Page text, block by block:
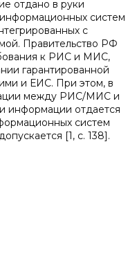
отдано в руки
систем
с
Правительство РФ
к РИС и МИС,
гарантированной
и ЕИС. При этом, в
между РИС/МИС и
информации отдается
систем
[1, с. 138].